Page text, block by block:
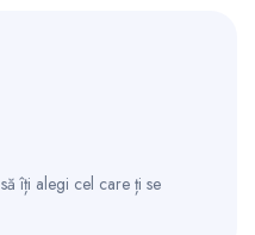
îți alegi cel care ți se